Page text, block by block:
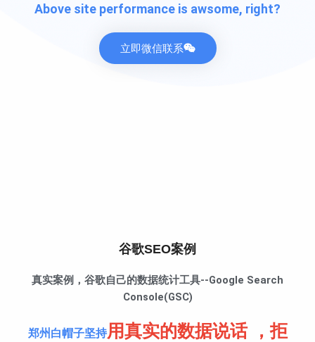
Above site performance is awsome, right?
立即微信联系
谷歌SEO案例
真实案例，谷歌自己的数据统计工具--Google Search
Console(GSC)
郑州白帽子坚持用真实的数据说话 ，拒